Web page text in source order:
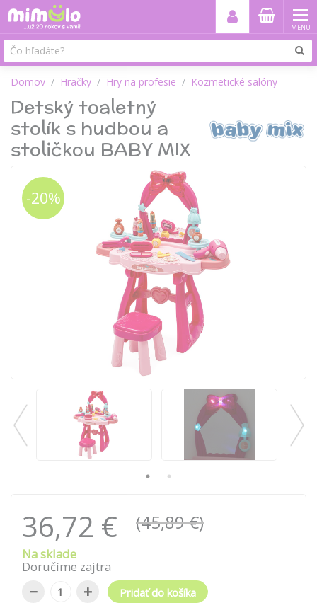
MENU
Domov Hračky Hry na profesie Kozmetické salóny
Detský toaletný
stolík s hudbou a
stoličkou BABY MIX
-20%
36,72 € (45,89 €)
Na sklade
Doručíme zajtra
− + Pridať do košíka